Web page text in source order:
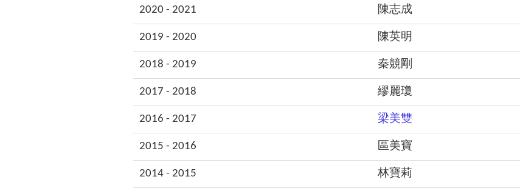
2020 - 2021 陳志成
2019 - 2020 陳英明
2018 - 2019 秦競剛
2017 - 2018 繆麗瓊
2016 - 2017 梁美雙
2015 - 2016 區美寶
2014 - 2015 林寶莉